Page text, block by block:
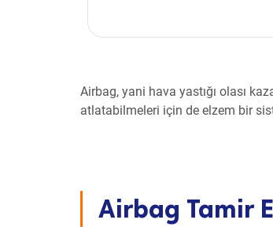
Airbag, yani hava yastığı olası
atlatabilmeleri için de elzem bir
Airbag Tamir